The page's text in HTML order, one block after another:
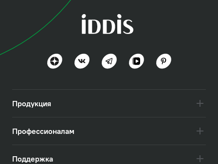
коллекция
Мейт (Mate)
Продукция
Профессионалам
Поддержка